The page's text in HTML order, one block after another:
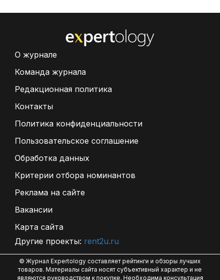
О журнале
Команда журнала
Редакционная политика
Контакты
Политика конфиденциальности
Пользовательское соглашение
Обработка данных
Критерии отбора номинантов
Реклама на сайте
Вакансии
Карта сайта
Другие проекты: rent2u.ru
© Журнал Expertology составляет рейтинги и обзоры лучших
товаров. Материалы сайта носят субъективный характер и не
являются руководством к покупке. Необходима консультация